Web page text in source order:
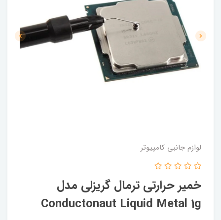
لوازم جانبی کامپیوتر
خمیر حرارتی ترمال گریزلی مدل
Conductonaut Liquid Metal 1g